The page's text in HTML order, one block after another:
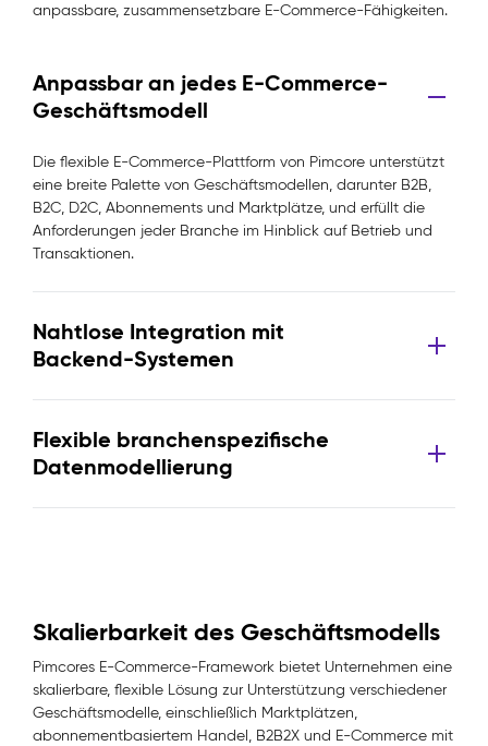
anpassbare, zusammensetzbare E-Commerce-Fähigkeiten.
Anpassbar an jedes E-Commerce-
Geschäftsmodell
Die flexible E-Commerce-Plattform von Pimcore unterstützt
eine breite Palette von Geschäftsmodellen, darunter B2B,
B2C, D2C, Abonnements und Marktplätze, und erfüllt die
Anforderungen jeder Branche im Hinblick auf Betrieb und
Transaktionen.
Nahtlose Integration mit
Backend-Systemen
Flexible branchenspezifische
Datenmodellierung
Skalierbarkeit des Geschäftsmodells
Pimcores E-Commerce-Framework bietet Unternehmen eine
skalierbare, flexible Lösung zur Unterstützung verschiedener
Geschäftsmodelle, einschließlich Marktplätzen,
abonnementbasiertem Handel, B2B2X und E-Commerce mit